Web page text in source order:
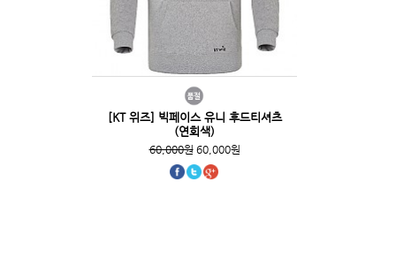
[KT 위즈] 빅페이스 유니 후드티셔츠
(연회색)
60,000원60,000원